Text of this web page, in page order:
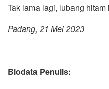
Tak lama lagi, lubang
Padang, 21 Mei 2023
Biodata Penulis: